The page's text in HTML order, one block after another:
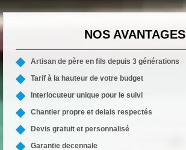
NOS AVANTAGES
Artisan de père en fils depuis 3 générations
Tarif à la hauteur de votre budget
Interlocuteur unique pour le suivi
Chantier propre et delais respectés
Devis gratuit et personnalisé
Garantie decennale